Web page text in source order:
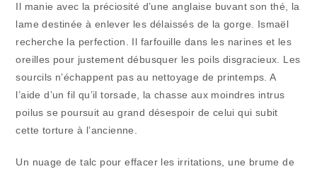
Il manie avec la préciosité d’une anglaise buvant son thé, la
lame destinée à enlever les délaissés de la gorge. Ismaël
recherche la perfection. Il farfouille dans les narines et les
oreilles pour justement débusquer les poils disgracieux. Les
sourcils n’échappent pas au nettoyage de printemps. A
l’aide d’un fil qu’il torsade, la chasse aux moindres intrus
poilus se poursuit au grand désespoir de celui qui subit
cette torture à l’ancienne.
Un nuage de talc pour effacer les irritations, une brume de